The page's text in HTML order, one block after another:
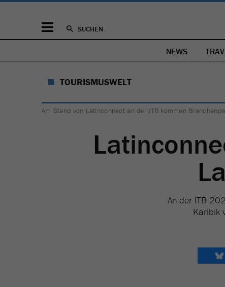
SUCHEN
NEWS
TOURISMUSWELT
Am Stand von Latinconnect an der ITB kommen
An der ITB
Karibik